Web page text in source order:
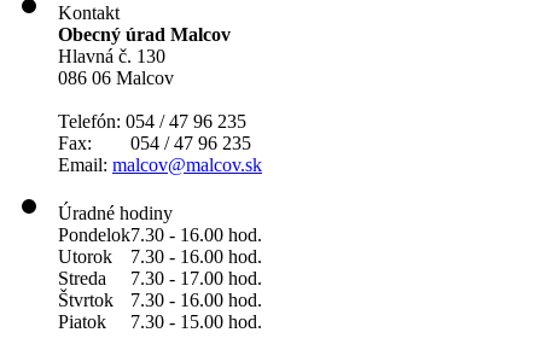
Kontakt
Obecný úrad Malcov
Hlavná č. 130
086 06 Malcov
Telefón: 054 / 47 96 235
Fax: 054 / 47 96 235
Email: malcov@malcov.sk
Úradné hodiny
Pondelok7.30 - 16.00 hod.
Utorok
7.30 - 16.00 hod.
Streda
7.30 - 17.00 hod.
Štvrtok
7.30 - 16.00 hod.
Piatok
7.30 - 15.00 hod.